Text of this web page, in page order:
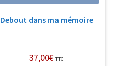
Debout dans ma mémoire
37,00€ TTC